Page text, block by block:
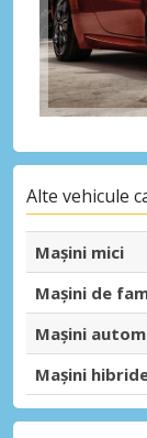
Alte vehicule
Mașini mici
Mașini de
Mașini
Mașini